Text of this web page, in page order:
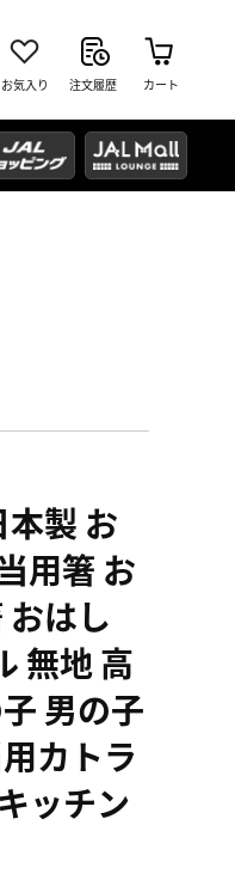
お気入り 注文履歴 カート
製 お
用箸 お
おはし
無地 高
男の子
カトラ
ッチン